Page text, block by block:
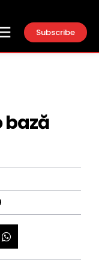
Subscribe
bază